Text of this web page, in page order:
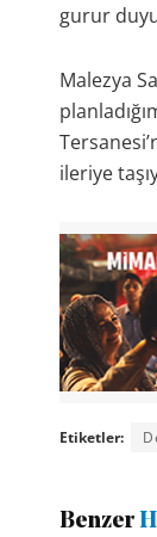
gurur
Malezya
ileriye
Etiketler:
Benzer